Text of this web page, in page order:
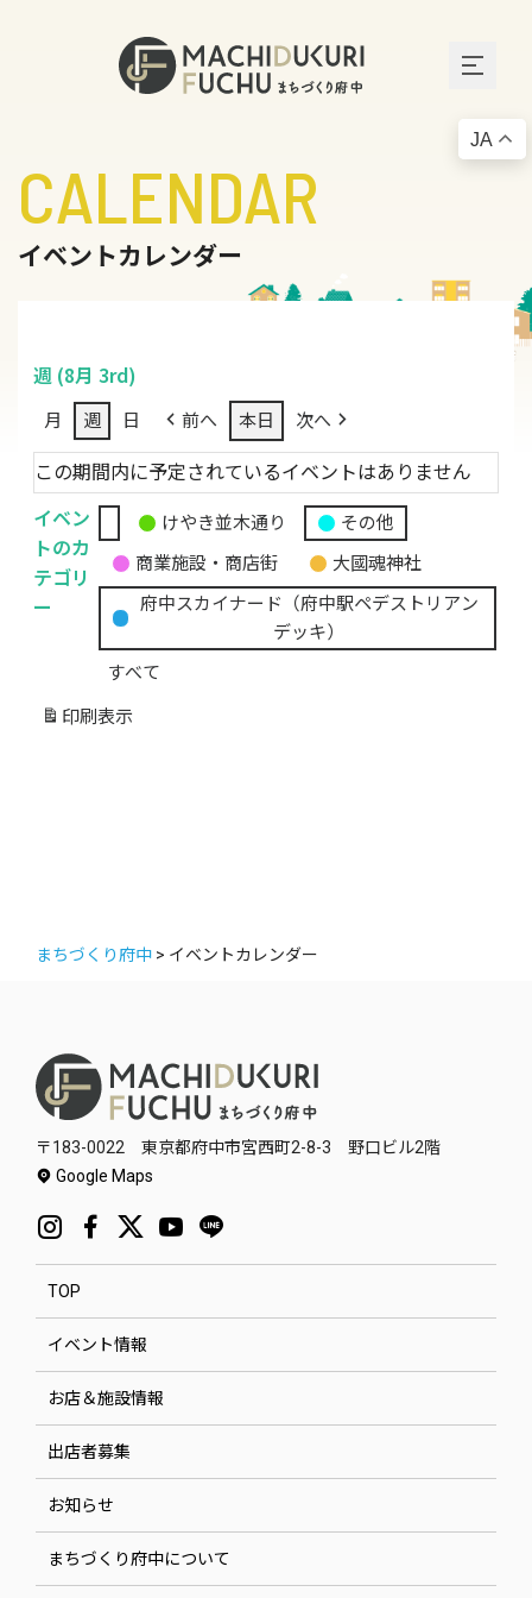
CALENDAR
イベントカレンダー
週 (8月 3rd)
月 週 日 前へ 本日 次へ
この期間内に予定されているイベントはありません
イベン
トのカ
テゴリ
ー
無
題
の
カ
テ
ゴ
リ
けやき並木通り
その他
商業施設・商店街
大國魂神社
府中スカイナード（府中駅ペデストリアン
デッキ）
すべて
印刷 表示
まちづくり府中 > イベントカレンダー
〒183-0022 東京都府中市宮西町2-8-3 野口ビル2階
Google Maps
TOP
イベント情報
お店＆施設情報
出店者募集
お知らせ
まちづくり府中について
JA